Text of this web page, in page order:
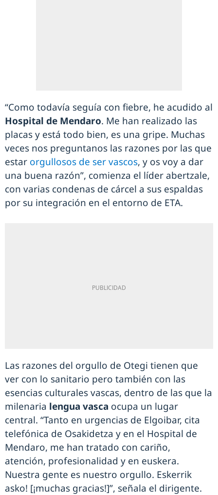
“Como todavía seguía con fiebre, he acudido al
Hospital de Mendaro. Me han realizado las
placas y está todo bien, es una gripe. Muchas
veces nos preguntanos las razones por las que
estar orgullosos de ser vascos, y os voy a dar
una buena razón”, comienza el líder abertzale,
con varias condenas de cárcel a sus espaldas
por su integración en el entorno de ETA.
Las razones del orgullo de Otegi tienen que
ver con lo sanitario pero también con las
esencias culturales vascas, dentro de las que la
milenaria lengua vasca ocupa un lugar
central. “Tanto en urgencias de Elgoibar, cita
telefónica de Osakidetza y en el Hospital de
Mendaro, me han tratado con cariño,
atención, profesionalidad y en euskera.
Nuestra gente es nuestro orgullo. Eskerrik
asko! [¡muchas gracias!]”, señala el dirigente.